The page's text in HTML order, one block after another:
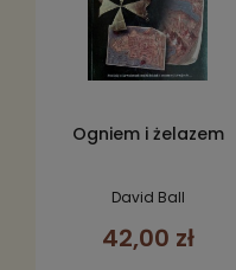
Ogniem i żelazem
David Ball
42,00 zł